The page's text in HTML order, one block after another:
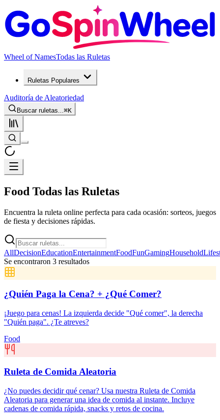
Wheel of NamesTodas las Ruletas
Ruletas Populares
Auditoría de Aleatoriedad
Buscar ruletas... ⌘K
Food Todas las Ruletas
Encuentra la ruleta online perfecta para cada ocasión: sorteos, juegos
de fiesta y decisiones rápidas.
AllDecisionEducationEntertainmentFoodFunGamingHousehold
Se encontraron 3 resultados
¿Quién Paga la Cena? + ¿Qué Comer?
¡Juego para cenas! La izquierda decide "Qué comer", la derecha
"Quién paga". ¿Te atreves?
Food
Ruleta de Comida Aleatoria
¿No puedes decidir qué cenar? Usa nuestra Ruleta de Comida
Aleatoria para generar una idea de comida al instante. Incluye
cadenas de comida rápida, snacks y retos de cocina.